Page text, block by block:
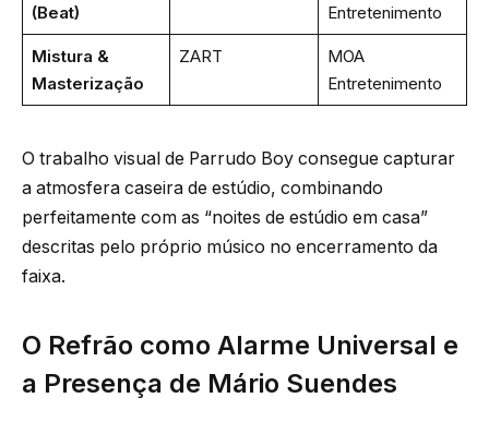
(Beat)
Entretenimento
Mistura &
Masterização
ZART
MOA
Entretenimento
O trabalho visual de Parrudo Boy consegue capturar
a atmosfera caseira de estúdio, combinando
perfeitamente com as “noites de estúdio em casa”
descritas pelo próprio músico no encerramento da
faixa.
O Refrão como Alarme Universal e
a Presença de Mário Suendes